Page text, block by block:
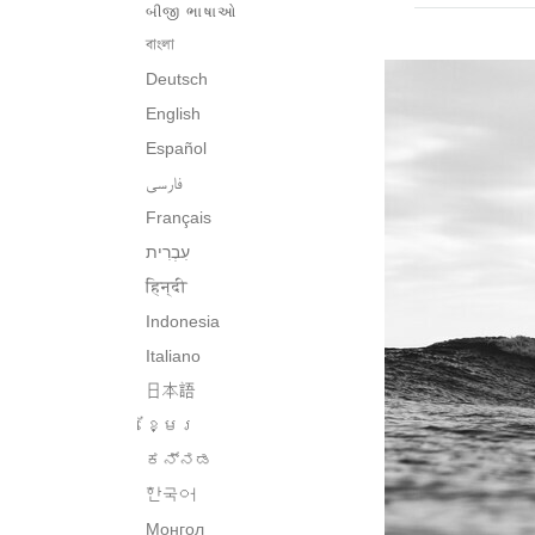
બીજી ભાષાઓ
বাংলা
Deutsch
English
Español
فارسی
Français
हिन्दी
Indonesia
Italiano
日本語
ខ្មែរ
ಕನ್ನಡ
한국어
Монгол